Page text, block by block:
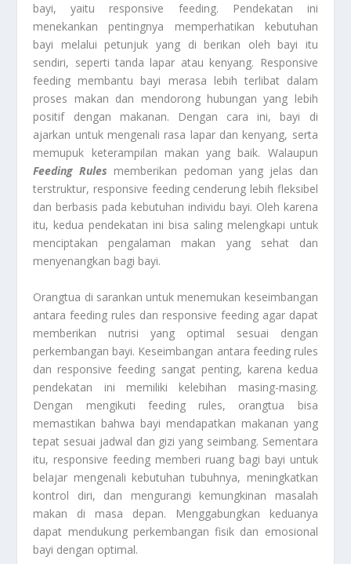
bayi, yaitu responsive feeding. Pendekatan ini
menekankan pentingnya memperhatikan kebutuhan
bayi melalui petunjuk yang di berikan oleh bayi itu
sendiri, seperti tanda lapar atau kenyang. Responsive
feeding membantu bayi merasa lebih terlibat dalam
proses makan dan mendorong hubungan yang lebih
positif dengan makanan. Dengan cara ini, bayi di
ajarkan untuk mengenali rasa lapar dan kenyang, serta
memupuk keterampilan makan yang baik. Walaupun
Feeding Rules memberikan pedoman yang jelas dan
terstruktur, responsive feeding cenderung lebih fleksibel
dan berbasis pada kebutuhan individu bayi. Oleh karena
itu, kedua pendekatan ini bisa saling melengkapi untuk
menciptakan pengalaman makan yang sehat dan
menyenangkan bagi bayi.
Orangtua di sarankan untuk menemukan keseimbangan
antara feeding rules dan responsive feeding agar dapat
memberikan nutrisi yang optimal sesuai dengan
perkembangan bayi. Keseimbangan antara feeding rules
dan responsive feeding sangat penting, karena kedua
pendekatan ini memiliki kelebihan masing-masing.
Dengan mengikuti feeding rules, orangtua bisa
memastikan bahwa bayi mendapatkan makanan yang
tepat sesuai jadwal dan gizi yang seimbang. Sementara
itu, responsive feeding memberi ruang bagi bayi untuk
belajar mengenali kebutuhan tubuhnya, meningkatkan
kontrol diri, dan mengurangi kemungkinan masalah
makan di masa depan. Menggabungkan keduanya
dapat mendukung perkembangan fisik dan emosional
bayi dengan optimal.